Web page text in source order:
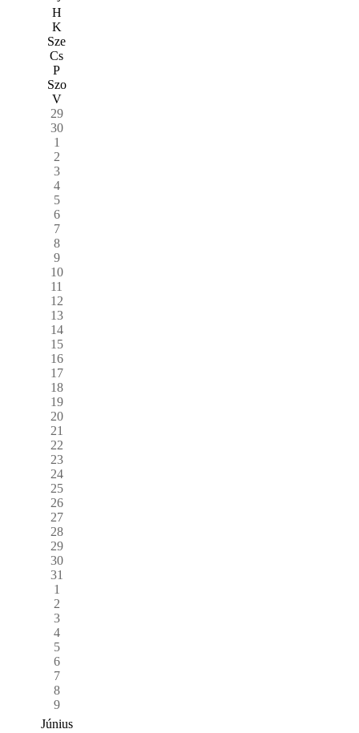
H
K
Sze
Cs
P
Szo
V
29
30
1
2
3
4
5
6
7
8
9
10
11
12
13
14
15
16
17
18
19
20
21
22
23
24
25
26
27
28
29
30
31
1
2
3
4
5
6
7
8
9
Június